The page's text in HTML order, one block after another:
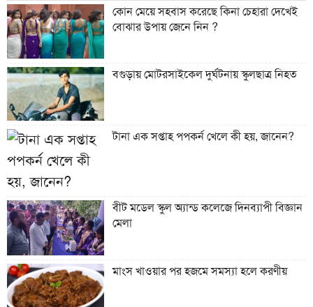
কোন মেয়ে সহবাস করেছে কিনা চেহারা দেখেই
বোঝার উপায় জেনে নিন ?
বগুড়ায় মোটরসাইকেল দুর্ঘটনায় স্কুলছাত্র নিহত
টানা এক সপ্তাহ পপকর্ন খেলে কী হয়, জানেন?
বীট মডেল স্কুল অ্যান্ড কলেজে দিনব্যাপী বিজ্ঞান
মেলা
মাংস খাওয়ার পর হজমে সমস্যা হলে করণীয়